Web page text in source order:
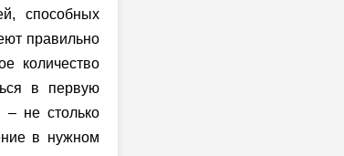
способных
правильно
количество
в первую
– не столько
в нужном